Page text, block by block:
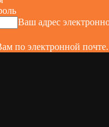
Ваш адрес
по электронной почте.